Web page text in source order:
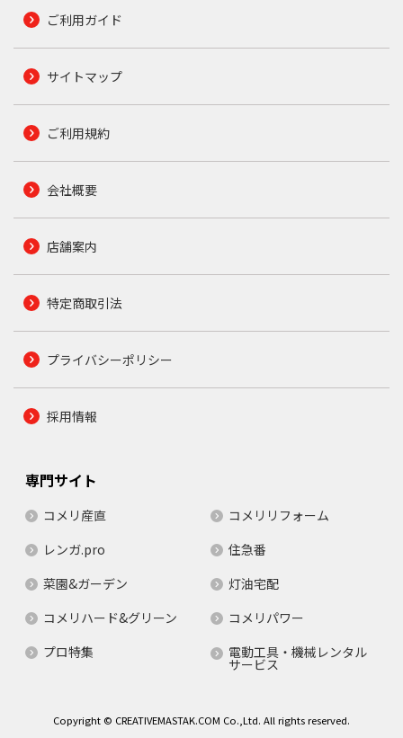
ご利用ガイド
サイトマップ
ご利用規約
会社概要
店舗案内
特定商取引法
プライバシーポリシー
採用情報
専門サイト
コメリ産直
コメリリフォーム
レンガ.pro
住急番
菜園&ガーデン
灯油宅配
コメリハード&グリーン
コメリパワー
プロ特集
電動工具・機械レンタル
サービス
Copyright © CREATIVEMASTAK.COM Co.,Ltd. All rights reserved.